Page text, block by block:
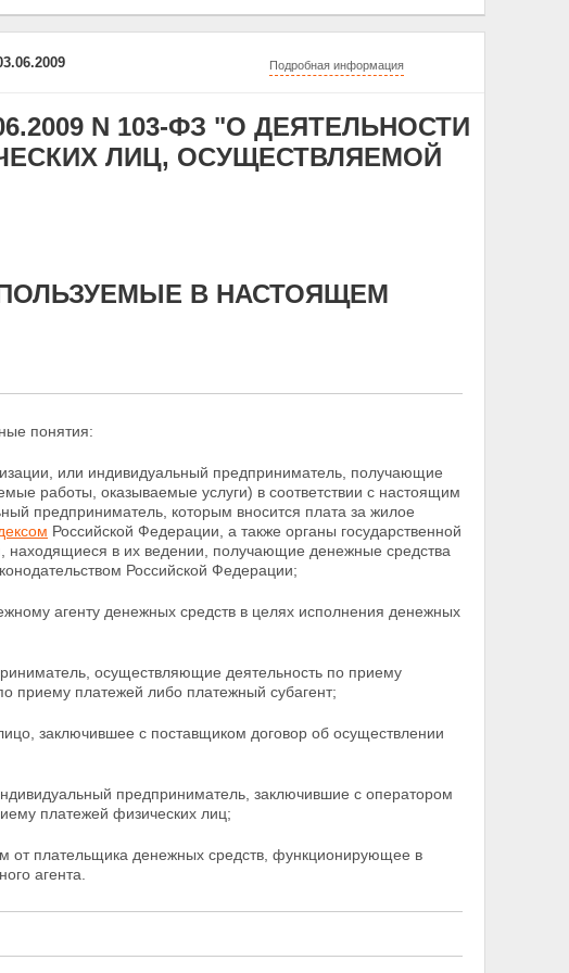
Подробная информация
N 103-ФЗ "О ДЕЯТЕЛЬНОСТИ
ЛИЦ, ОСУЩЕСТВЛЯЕМОЙ
В НАСТОЯЩЕМ
понятия:
или индивидуальный предприниматель, получающие
работы, оказываемые услуги) в соответствии с настоящим
предприниматель, которым вносится плата за жилое
Российской Федерации, а также органы государственной
в их ведении, получающие денежные средства
Российской Федерации;
агенту денежных средств в целях исполнения денежных
осуществляющие деятельность по приему
приему платежей либо платежный субагент;
заключившее с поставщиком договор об осуществлении
предприниматель, заключившие с оператором
платежей физических лиц;
от плательщика денежных средств, функционирующее в
агента.